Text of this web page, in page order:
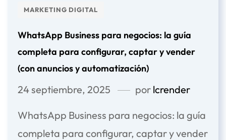
MARKETING DIGITAL
WhatsApp Business para negocios: la guía
completa para configurar, captar y vender
(con anuncios y automatización)
24 septiembre, 2025 por lcrender
WhatsApp Business para negocios: la guía
completa para configurar, captar y vender